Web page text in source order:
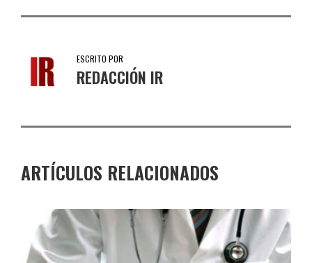
ESCRITO POR
REDACCIÓN IR
ARTÍCULOS RELACIONADOS